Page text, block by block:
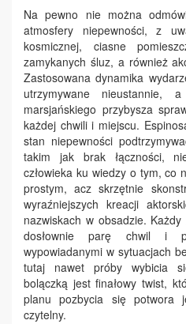
Na pewno nie można
atmosfery niepewności, z
kosmicznej, ciasne
zamykanych śluz, a również
Zastosowana dynamika
utrzymywane nieustannie,
marsjańskiego przybysza
każdej chwili i miejscu.
stan niepewności
takim jak brak łączności,
człowieka ku wiedzy o tym, co
prostym, acz skrzętnie
wyraźniejszych kreacji
nazwiskach w obsadzie.
dosłownie parę chwil i
wypowiadanymi w sytuacjach
tutaj nawet próby wybicia
bolączką jest finałowy twist,
planu pozbycia się potwora
czytelny.